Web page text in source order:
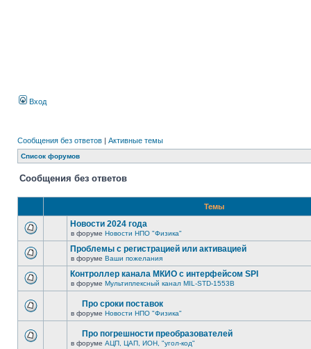
Вход
Сообщения без ответов | Активные темы
Список форумов
Сообщения без ответов
Темы
Новости 2024 года
в форуме Новости НПО "Физика"
Проблемы с регистрацией или активацией
в форуме Ваши пожелания
Контроллер канала МКИО с интерфейсом SPI
в форуме Мультиплексный канал MIL-STD-1553B
Про сроки поставок
в форуме Новости НПО "Физика"
Про погрешности преобразователей
в форуме АЦП, ЦАП, ИОН, "угол-код"